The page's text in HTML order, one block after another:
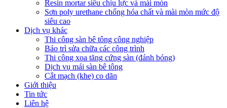
Resin mortar siêu chịu lực và mài mòn
Sơn poly urethane chống hóa chất và mài mòn mức độ
siêu cao
Dịch vụ khác
Thi công sàn bê tông công nghiệp
Bảo trì sửa chữa các công trình
Thi công xoa tăng cứng sàn (đánh bóng)
Dịch vụ mái sàn bê tông
Cắt mạch (khe) co dãn
Giới thiệu
Tin tức
Liên hệ